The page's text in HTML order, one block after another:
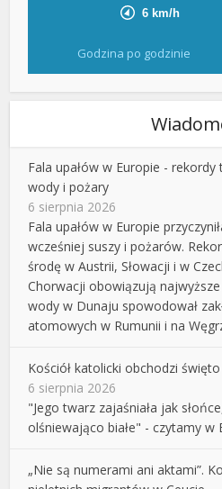
Godzina po godzinie
Fala upałów w Europie -
wody i pożary
6 sierpnia 2026
Fala upałów w Europie
wcześniej suszy i pożarów.
środę w Austrii, Słowacji i w
Chorwacji obowiązują
wody w Dunaju spowodował
atomowych w Rumunii i na
Kościół katolicki obchodzi
6 sierpnia 2026
"Jego twarz zajaśniała jak
olśniewająco białe" - czytamy w
„Nie są numerami ani aktami”.